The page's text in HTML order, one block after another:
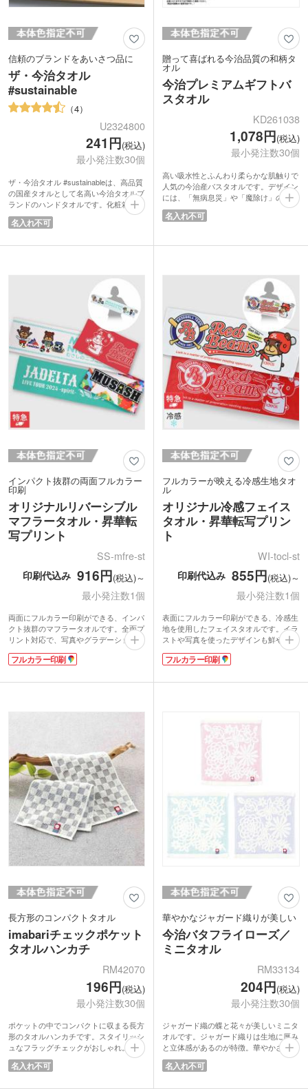
信頼のブランドをあいさつ品に
ザ・今治タオル
#sustainable
4
U2324800
241円(税込)
最小発注数30個
ザ・今治タオル #sustainableは、高品質
の国産タオルとして名高い今治タオルブ
ランドのハンドタオルです。化粧箱には
名刺が挿せる切り込みが入っていて、あ
いさつ品にピッタリ。
削減した方法で生産され、地球温暖化防
名入れ不可
贈って喜ばれる今治品質の和柄タ
オル
今治プレミアムギフトバ
スタオル
KD261038
1,078円(税込)
最小発注数30個
高い吸水性とふんわり柔らかな肌触りで
人気の今治産バスタオルです。デザイン
には、「無病息災」や「魔除け」の意味
が込められた伝統的な縁起柄「麻の葉模
様」を施しています。インテリアに馴染
記念品などにおすすめです。化粧箱入り
で包装にも対応しているので、ギフトや
贈答品などにもご活用いただけます。
名入れ不可
インパクト抜群の両面フルカラー
印刷
オリジナルリバーシブル
マフラータオル・昇華転
写プリント
SS-mfre-st
印刷代込み 916円(税込)～
最小発注数1個
両面にフルカラー印刷ができる、インパ
クト抜群のマフラータオルです。全面プ
リント対応で、写真やグラデーションな
ど細かなデザインもきれいに再現。1枚
で2つのデザインを楽しめるので、気分
すいサイズで、スポーツチームの応援グ
す。ほどよい厚みとしなやかさを兼ね備
えたタオルです。1枚からの小ロットで
ご注文いただけます。
フルカラー印刷
フルカラーが映える冷感生地タオ
ル
オリジナル冷感フェイス
タオル・昇華転写プリン
ト
WI-tocl-st
印刷代込み 855円(税込)～
最小発注数1個
表面にフルカラー印刷ができる、冷感生
地を使用したフェイスタオルです。イラ
ストや写真を使ったデザインも鮮やかに
表現でき、オリジナリティのあるアイテ
ムに仕上がります。サラッとしたポリエ
使いやすい定番サイズです。
できます。屋外イベントやお祭りの記念
品、スポーツチームの応援グッズなどに
おすすめです。
フルカラー印刷
長方形のコンパクトタオル
imabariチェックポケット
タオルハンカチ
RM42070
196円(税込)
最小発注数30個
ポケットの中でコンパクトに収まる長方
形のタオルハンカチです。スタイリッシ
ュなフラッグチェックがおしゃれ。落ち
着いた色味のブラウンとグレーの2色取
混ぜでお届けします。高品質で実用的な
名入れ不可
華やかなジャガード織りが美しい
今治バタフライローズ／
ミニタオル
RM33134
204円(税込)
最小発注数30個
ジャガード織の蝶と花々が美しいミニタ
オルです。ジャガード織りは生地に厚み
と立体感があるのが特徴。華やかさと高
級感があり、ノベルティやギフトにぴっ
たり。信頼の今治タオルはもちろん日本
名入れ不可